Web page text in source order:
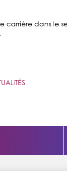
carrière dans le